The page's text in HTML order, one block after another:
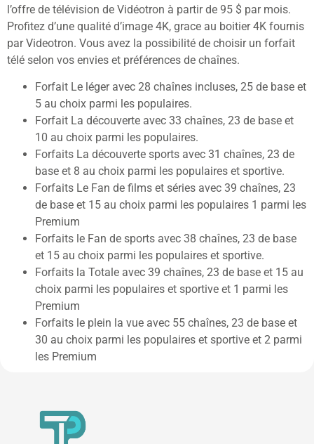
l’offre de télévision de Vidéotron à partir de 95 $ par mois.
Profitez d’une qualité d’image 4K, grace au boitier 4K fournis
par Videotron. Vous avez la possibilité de choisir un forfait
télé selon vos envies et préférences de chaînes.
Forfait Le léger avec 28 chaînes incluses, 25 de base et
5 au choix parmi les populaires.
Forfait La découverte avec 33 chaînes, 23 de base et
10 au choix parmi les populaires.
Forfaits La découverte sports avec 31 chaînes, 23 de
base et 8 au choix parmi les populaires et sportive.
Forfaits Le Fan de films et séries avec 39 chaînes, 23
de base et 15 au choix parmi les populaires 1 parmi les
Premium
Forfaits le Fan de sports avec 38 chaînes, 23 de base
et 15 au choix parmi les populaires et sportive.
Forfaits la Totale avec 39 chaînes, 23 de base et 15 au
choix parmi les populaires et sportive et 1 parmi les
Premium
Forfaits le plein la vue avec 55 chaînes, 23 de base et
30 au choix parmi les populaires et sportive et 2 parmi
les Premium